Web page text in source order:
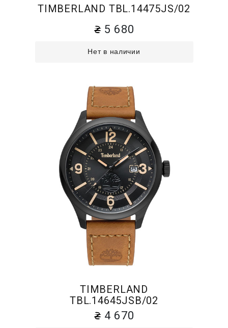
TIMBERLAND TBL.14475JS/02
5 680
Нет в наличии
TIMBERLAND
TBL.14645JSB/02
4 670